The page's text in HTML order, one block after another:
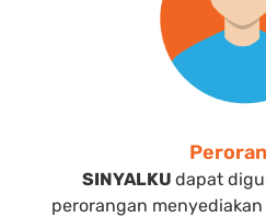
SINYALKU dapat
perorangan